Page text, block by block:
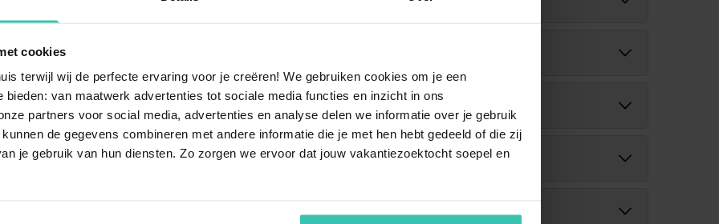
cookies
terwijl wij de perfecte ervaring voor je creëren! We gebruiken cookies om je een
bieden: van maatwerk advertenties tot sociale media functies en inzicht in ons
partners voor social media, advertenties en analyse delen we informatie over je gebruik
de gegevens combineren met andere informatie die je met hen hebt gedeeld of die zij
je gebruik van hun diensten. Zo zorgen we ervoor dat jouw vakantiezoektocht soepel en
het serviceteam geplaatst worden, hiervoor kun je het beste telefonisch contact opnemen +31 (0)20
indien niet bevestigd komt hij anders automatisch te vervallen. Vermeld bij het plaatsen van een optie
moet worden.
via het reguliere boekingsproces. Bij het plaatsen van de boeking is het belangrijk dat deze geplaatst
aankomst te voorkomen, de eigenaar van het vakantiehuis moet natuurlijk wel weten wie er